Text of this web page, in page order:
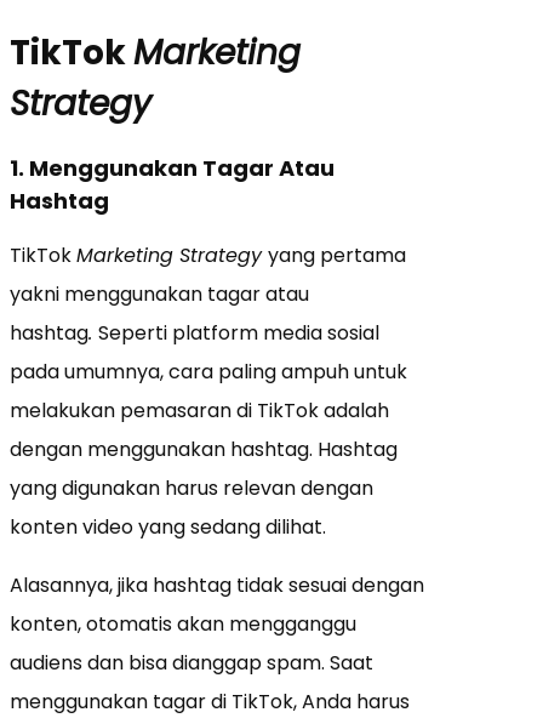
TikTokMarketing
Strategy
1. Menggunakan Tagar Atau
Hashtag
TikTokMarketing Strategyyang pertama
yakni menggunakan tagar atau
hashtag. Seperti platform media sosial
pada umumnya, cara paling ampuh untuk
melakukan pemasaran di TikTok adalah
dengan menggunakan hashtag. Hashtag
yang digunakan harus relevan dengan
konten video yang sedang dilihat.
Alasannya, jika hashtag tidak sesuai dengan
konten, otomatis akan mengganggu
audiens dan bisa dianggap spam. Saat
menggunakan tagar di TikTok, Anda harus